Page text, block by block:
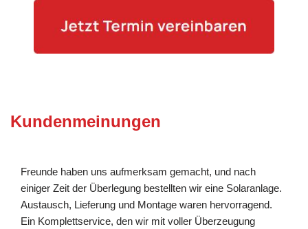
Kundenmeinungen
Freunde haben uns aufmerksam gemacht, und nach
einiger Zeit der Überlegung bestellten wir eine Solaranlage.
Austausch, Lieferung und Montage waren hervorragend.
Ein Komplettservice, den wir mit voller Überzeugung